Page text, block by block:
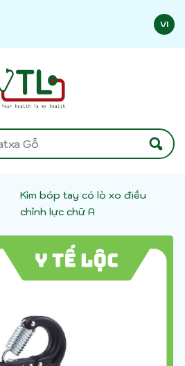
VI
Kìm bóp tay có lò xo điều
chỉnh lực chữ A